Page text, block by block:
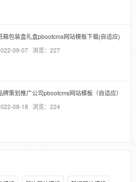
箱包装盒礼盒pbootcms网站模板下载(自适应)
09-07 浏览：227
牌策划推广公司pbootcms网站模板（自适应）
08-18 浏览：224